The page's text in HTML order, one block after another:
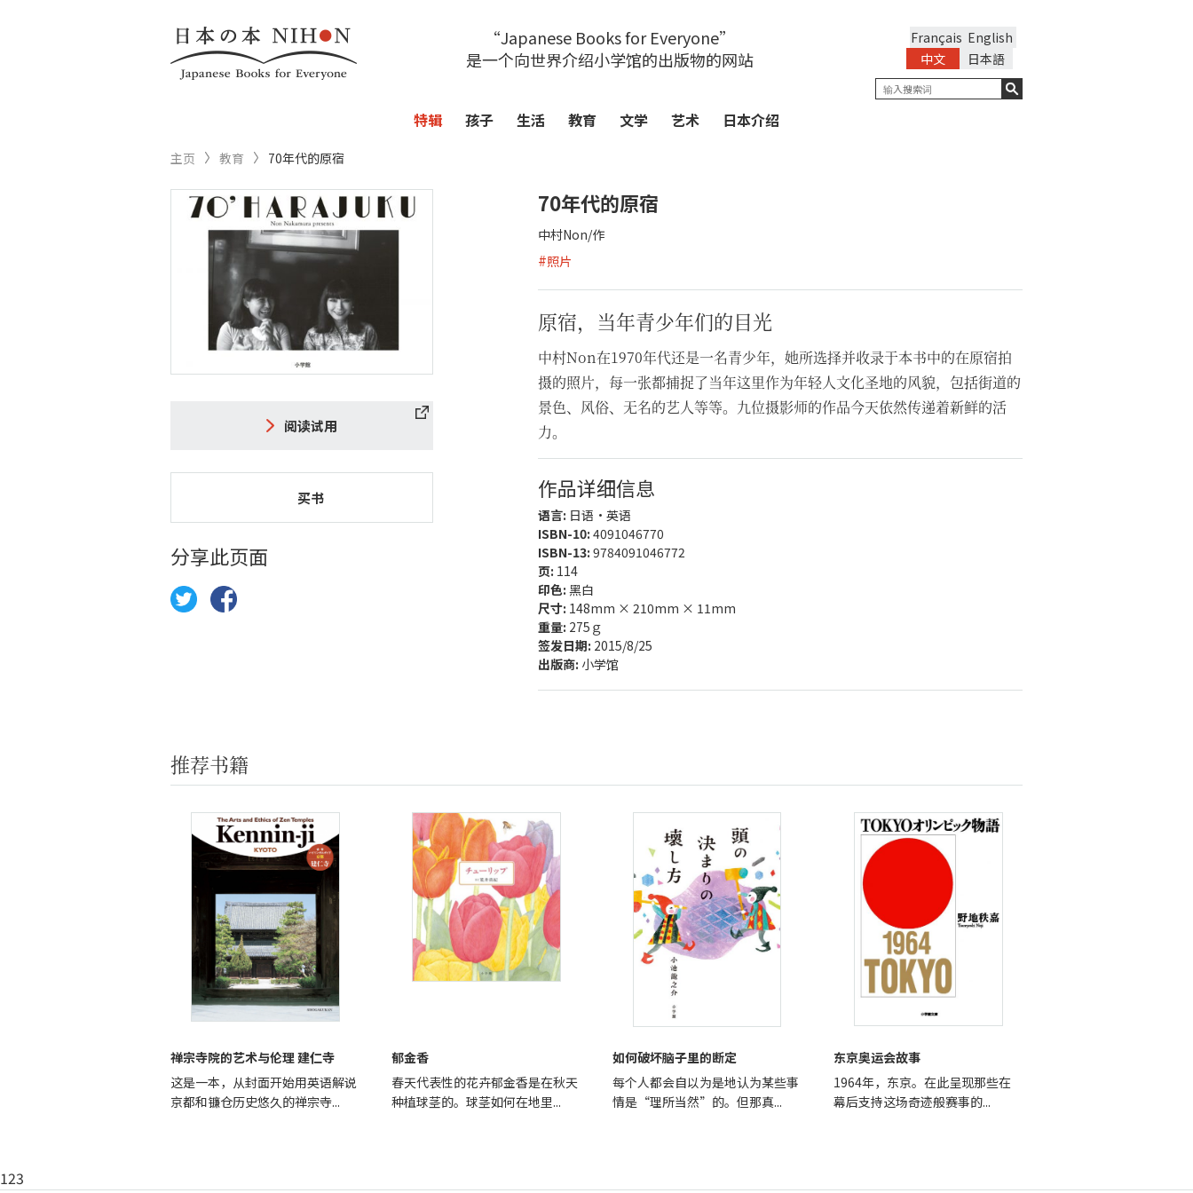
“Japanese Books for Everyone”
是一个向世界介绍小学馆的出版物的网站
English
Français
日本語
中文
特辑 孩子 生活 教育 文学 艺术 日本介绍
主页 教育 70年代的原宿
70年代的原宿
中村Non/作
#照片
原宿，当年青少年们的目光
中村Non在1970年代还是一名青少年，她所选择并收录于本书中的在原宿拍
摄的照片，每一张都捕捉了当年这里作为年轻人文化圣地的风貌，包括街道的
景色、风俗、无名的艺人等等。九位摄影师的作品今天依然传递着新鲜的活
力。
作品详细信息
语言: 日语・英语
ISBN-10: 4091046770
ISBN-13: 9784091046772
页: 114
印色: 黑白
尺寸: 148mm × 210mm × 11mm
重量: 275ｇ
签发日期: 2015/8/25
出版商: 小学馆
阅读试用
买书
分享此页面
推荐书籍
禅宗寺院的艺术与伦理 建仁寺
这是一本，从封面开始用英语解说
京都和镰仓历史悠久的禅宗寺...
郁金香
春天代表性的花卉郁金香是在秋天
种植球茎的。球茎如何在地里...
如何破坏脑子里的断定
每个人都会自以为是地认为某些事
情是“理所当然”的。但那真...
东京奥运会故事
1964年，东京。在此呈现那些在
幕后支持这场奇迹般赛事的...
123